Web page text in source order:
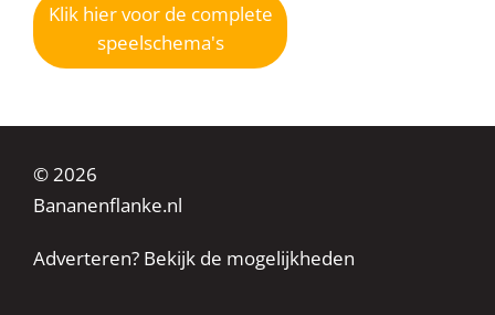
Klik hier voor de complete
speelschema's
© 2026
Bananenflanke.nl
Adverteren? Bekijk de mogelijkheden